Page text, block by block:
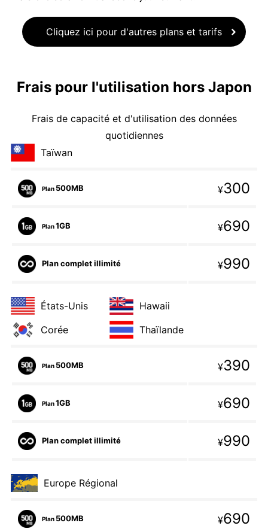
Cliquez ici pour d'autres plans et tarifs
Frais pour l'utilisation hors Japon
Frais de capacité et d'utilisation des données
quotidiennes
Taïwan
Plan 500MB ¥300
Plan1GB ¥690
Plan complet illimité ¥990
États-Unis
Hawaii
Corée
Thaïlande
Plan 500MB ¥390
Plan1GB ¥690
Plan complet illimité ¥990
Europe Régional
Plan 500MB ¥690